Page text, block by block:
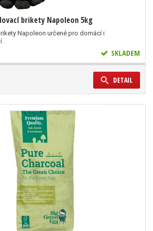
brikety Napoleon 5kg
Napoleon určené pro domácí i
.
SKLADEM
DETAIL